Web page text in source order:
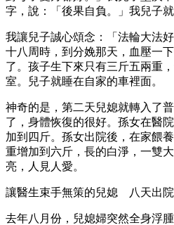
字，說：「後果自負。」我兒子就
我讓兒子誠心頌念：「法輪大法
十八周時，到分娩那天，血壓一
了。孩子生下來只有三斤五兩重
室。兒子就睡在自家的車裡面。
神奇的是，第二天兒媳就轉入了
了，身體恢復的很好。孫女在醫
加到四斤。孫女出院後，在家餵
重增加到六斤，長的白淨，一雙
亮，人見人愛。
讓醫生束手無策的兒媳 八天出
去年八月份，兒媳婦突然全身浮